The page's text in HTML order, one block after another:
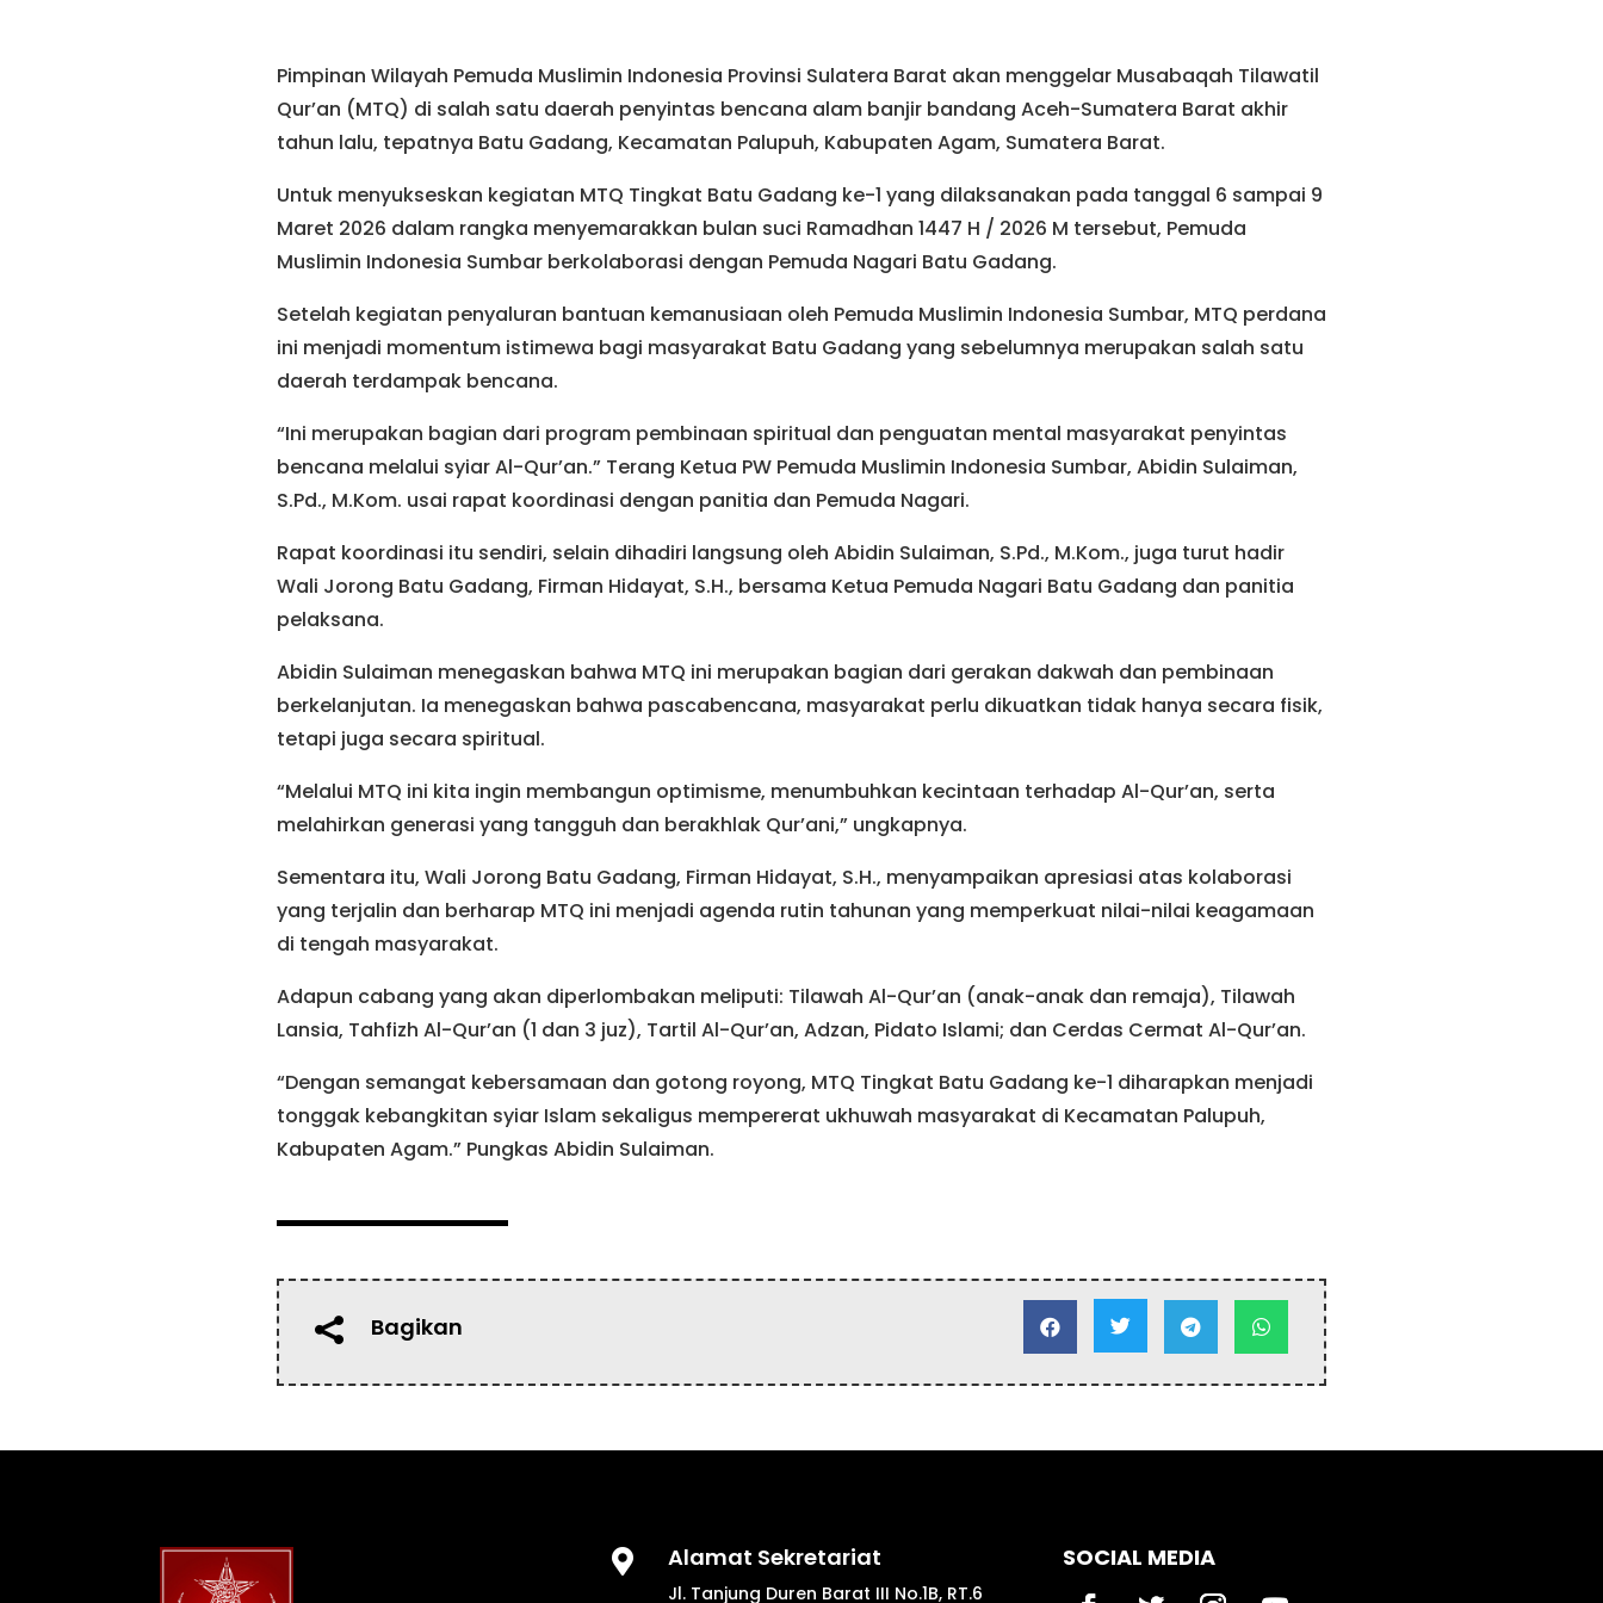
Pimpinan Wilayah Pemuda Muslimin Indonesia Provinsi Sulatera Barat akan menggelar Musabaqah Tilawatil
Qur’an (MTQ) di salah satu daerah penyintas bencana alam banjir bandang Aceh-Sumatera Barat akhir
tahun lalu, tepatnya Batu Gadang, Kecamatan Palupuh, Kabupaten Agam, Sumatera Barat.
Untuk menyukseskan kegiatan MTQ Tingkat Batu Gadang ke-1 yang dilaksanakan pada tanggal 6 sampai 9
Maret 2026 dalam rangka menyemarakkan bulan suci Ramadhan 1447 H / 2026 M tersebut, Pemuda
Muslimin Indonesia Sumbar berkolaborasi dengan Pemuda Nagari Batu Gadang.
Setelah kegiatan penyaluran bantuan kemanusiaan oleh Pemuda Muslimin Indonesia Sumbar, MTQ perdana
ini menjadi momentum istimewa bagi masyarakat Batu Gadang yang sebelumnya merupakan salah satu
daerah terdampak bencana.
“Ini merupakan bagian dari program pembinaan spiritual dan penguatan mental masyarakat penyintas
bencana melalui syiar Al-Qur’an.” Terang Ketua PW Pemuda Muslimin Indonesia Sumbar, Abidin Sulaiman,
S.Pd., M.Kom. usai rapat koordinasi dengan panitia dan Pemuda Nagari.
Rapat koordinasi itu sendiri, selain dihadiri langsung oleh Abidin Sulaiman, S.Pd., M.Kom., juga turut hadir
Wali Jorong Batu Gadang, Firman Hidayat, S.H., bersama Ketua Pemuda Nagari Batu Gadang dan panitia
pelaksana.
Abidin Sulaiman menegaskan bahwa MTQ ini merupakan bagian dari gerakan dakwah dan pembinaan
berkelanjutan. Ia menegaskan bahwa pascabencana, masyarakat perlu dikuatkan tidak hanya secara fisik,
tetapi juga secara spiritual.
“Melalui MTQ ini kita ingin membangun optimisme, menumbuhkan kecintaan terhadap Al-Qur’an, serta
melahirkan generasi yang tangguh dan berakhlak Qur’ani,” ungkapnya.
Sementara itu, Wali Jorong Batu Gadang, Firman Hidayat, S.H., menyampaikan apresiasi atas kolaborasi
yang terjalin dan berharap MTQ ini menjadi agenda rutin tahunan yang memperkuat nilai-nilai keagamaan
di tengah masyarakat.
Adapun cabang yang akan diperlombakan meliputi: Tilawah Al-Qur’an (anak-anak dan remaja), Tilawah
Lansia, Tahfizh Al-Qur’an (1 dan 3 juz), Tartil Al-Qur’an, Adzan, Pidato Islami; dan Cerdas Cermat Al-Qur’an.
“Dengan semangat kebersamaan dan gotong royong, MTQ Tingkat Batu Gadang ke-1 diharapkan menjadi
tonggak kebangkitan syiar Islam sekaligus mempererat ukhuwah masyarakat di Kecamatan Palupuh,
Kabupaten Agam.” Pungkas Abidin Sulaiman.
 Bagikan    
 Alamat Sekretariat
Jl. Tanjung Duren Barat III No.1B, RT.6
SOCIAL MEDIA